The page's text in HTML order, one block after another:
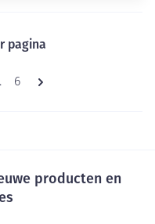
pagina
Pagina
6
pagina
producten en